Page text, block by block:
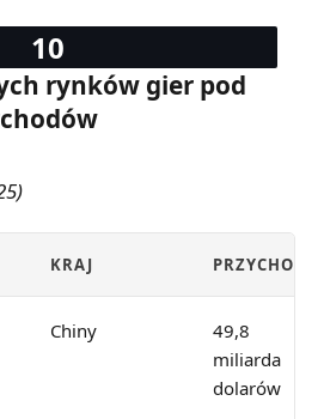
rynków gier pod
KRAJ PRZYCHODY
Chiny
49,8
miliarda
dolarów